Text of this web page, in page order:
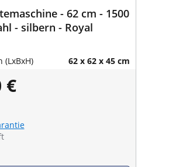
- 62 cm - 1500
- silbern - Royal
(LxBxH) 62 x 62 x 45 cm
€